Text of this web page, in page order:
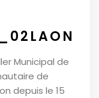
Municipal de
de
depuis le 15